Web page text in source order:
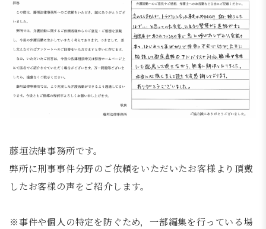
藤垣法律事務所です。
弊所に刑事事件分野のご依頼をいただいたお客様より頂戴
したお客様の声をご紹介します。
※事件や個人の特定を防ぐため，一部編集を行っている場